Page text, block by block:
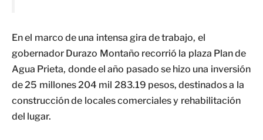
En el marco de una intensa gira de trabajo, el
gobernador Durazo Montaño recorrió la plaza Plan de
Agua Prieta, donde el año pasado se hizo una inversión
de 25 millones 204 mil 283.19 pesos, destinados a la
construcción de locales comerciales y rehabilitación
del lugar.